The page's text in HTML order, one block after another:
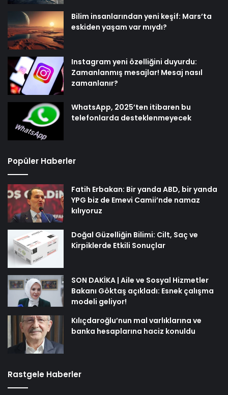
Bilim insanlarından yeni keşif: Mars’ta
eskiden yaşam var mıydı?
Instagram yeni özelliğini duyurdu:
Zamanlanmış mesajlar! Mesaj nasıl
zamanlanır?
WhatsApp, 2025’ten itibaren bu
telefonlarda desteklenmeyecek
Popüler Haberler
Fatih Erbakan: Bir yanda ABD, bir yanda
YPG biz de Emevi Camii’nde namaz
kılıyoruz
Doğal Güzelliğin Bilimi: Cilt, Saç ve
Kirpiklerde Etkili Sonuçlar
SON DAKİKA | Aile ve Sosyal Hizmetler
Bakanı Göktaş açıkladı: Esnek çalışma
modeli geliyor!
Kılıçdaroğlu’nun mal varlıklarına ve
banka hesaplarına haciz konuldu
Rastgele Haberler